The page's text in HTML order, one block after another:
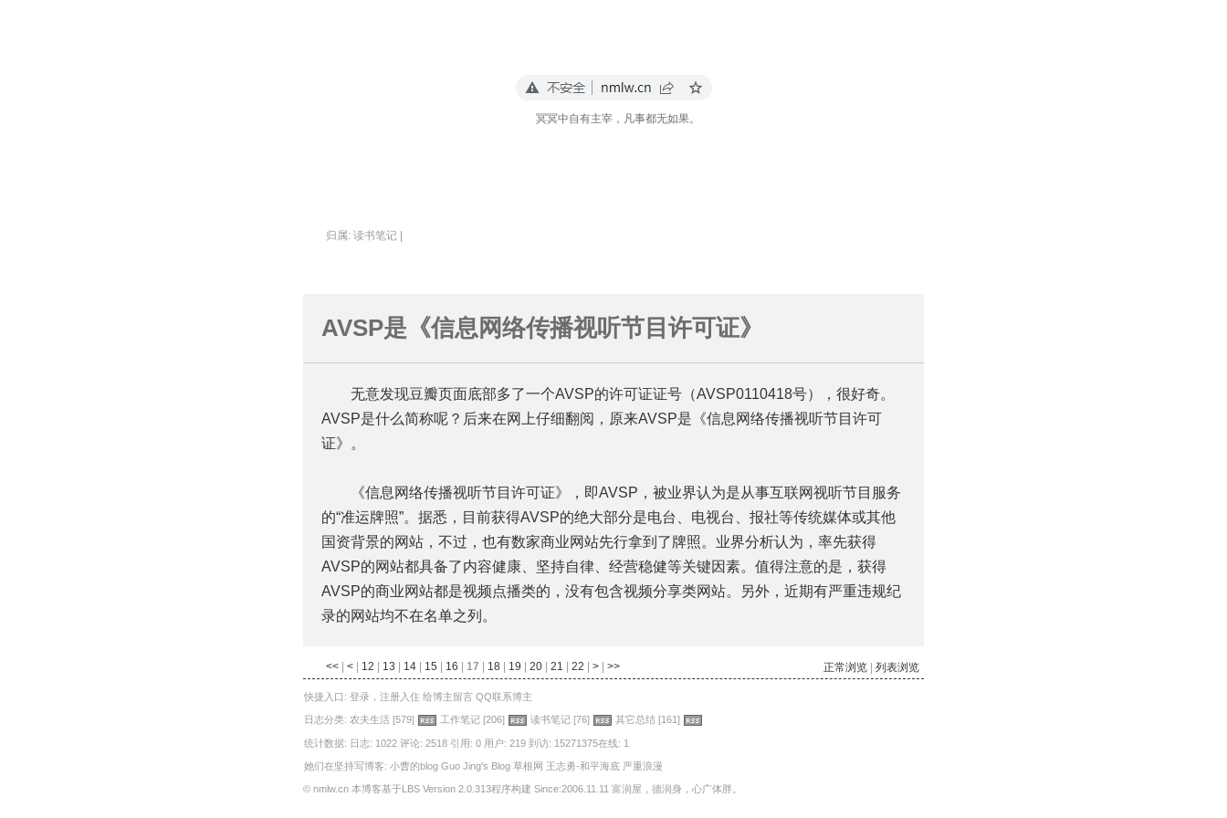
冥冥中自有主宰，凡事都无如果。
归属: 读书笔记 |
AVSP是《信息网络传播视听节目许可证》
无意发现豆瓣页面底部多了一个AVSP的许可证证号（AVSP0110418号），很好奇。
AVSP是什么简称呢？后来在网上仔细翻阅，原来AVSP是《信息网络传播视听节目许可
证》。
《信息网络传播视听节目许可证》，即AVSP，被业界认为是从事互联网视听节目服务
的“准运牌照”。据悉，目前获得AVSP的绝大部分是电台、电视台、报社等传统媒体或其他
国资背景的网站，不过，也有数家商业网站先行拿到了牌照。业界分析认为，率先获得
AVSP的网站都具备了内容健康、坚持自律、经营稳健等关键因素。值得注意的是，获得
AVSP的商业网站都是视频点播类的，没有包含视频分享类网站。另外，近期有严重违规纪
录的网站均不在名单之列。
正常浏览 列表浏览
<< < 12 13 14 15 16 17 18 19 20 21 22 > >>
快捷入口: 登录 ， 注册入住 给博主留言 QQ联系博主
日志分类: 农夫生活 [579] 工作笔记 [206] 读书笔记 [76] 其它总结 [161]
统计数据: 日志: 1022 评论: 2518 引用: 0 用户: 219 到访: 15271375在线: 1
她们在坚持写博客: 小曹的blog Guo Jing's Blog 草根网 王志勇-和平海底 严重浪漫
© nmlw.cn 本博客基于LBS Version 2.0.313程序构建 Since:2006.11.11 富润屋，德润身，心广体胖。